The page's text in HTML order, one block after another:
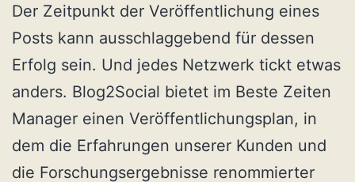
Der Zeitpunkt der Veröffentlichung eines
Posts kann ausschlaggebend für dessen
Erfolg sein. Und jedes Netzwerk tickt etwas
anders. Blog2Social bietet im Beste Zeiten
Manager einen Veröffentlichungsplan, in
dem die Erfahrungen unserer Kunden und
die Forschungsergebnisse renommierter